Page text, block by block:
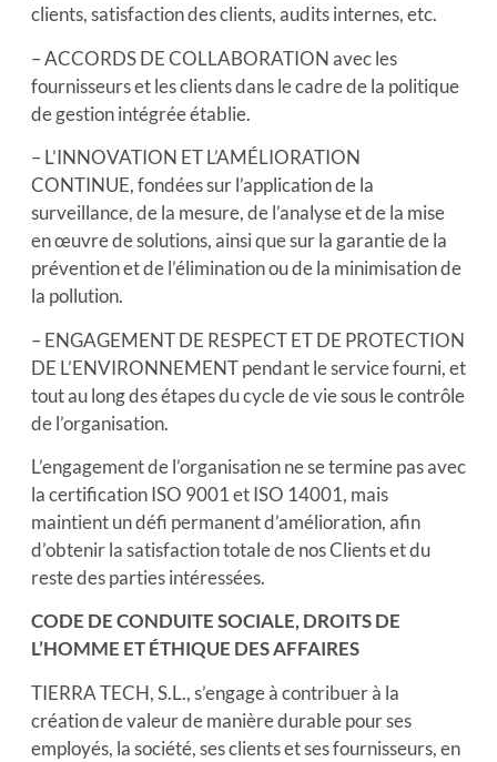
clients, satisfaction des clients, audits internes, etc.
– ACCORDS DE COLLABORATION avec les
fournisseurs et les clients dans le cadre de la politique
de gestion intégrée établie.
– L’INNOVATION ET L’AMÉLIORATION
CONTINUE, fondées sur l’application de la
surveillance, de la mesure, de l’analyse et de la mise
en œuvre de solutions, ainsi que sur la garantie de la
prévention et de l’élimination ou de la minimisation de
la pollution.
– ENGAGEMENT DE RESPECT ET DE PROTECTION
DE L’ENVIRONNEMENT pendant le service fourni, et
tout au long des étapes du cycle de vie sous le contrôle
de l’organisation.
L’engagement de l’organisation ne se termine pas avec
la certification ISO 9001 et ISO 14001, mais
maintient un défi permanent d’amélioration, afin
d’obtenir la satisfaction totale de nos Clients et du
reste des parties intéressées.
CODE DE CONDUITE SOCIALE, DROITS DE
L’HOMME ET ÉTHIQUE DES AFFAIRES
TIERRA TECH, S.L., s’engage à contribuer à la
création de valeur de manière durable pour ses
employés, la société, ses clients et ses fournisseurs, en